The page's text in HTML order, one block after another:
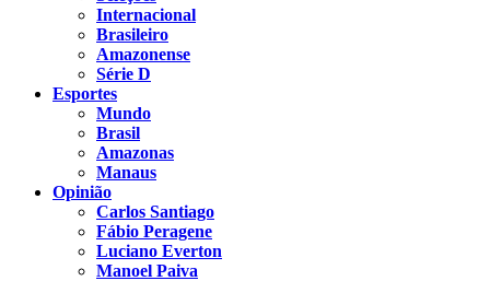
Internacional
Brasileiro
Amazonense
Série D
Esportes
Mundo
Brasil
Amazonas
Manaus
Opinião
Carlos Santiago
Fábio Peragene
Luciano Everton
Manoel Paiva